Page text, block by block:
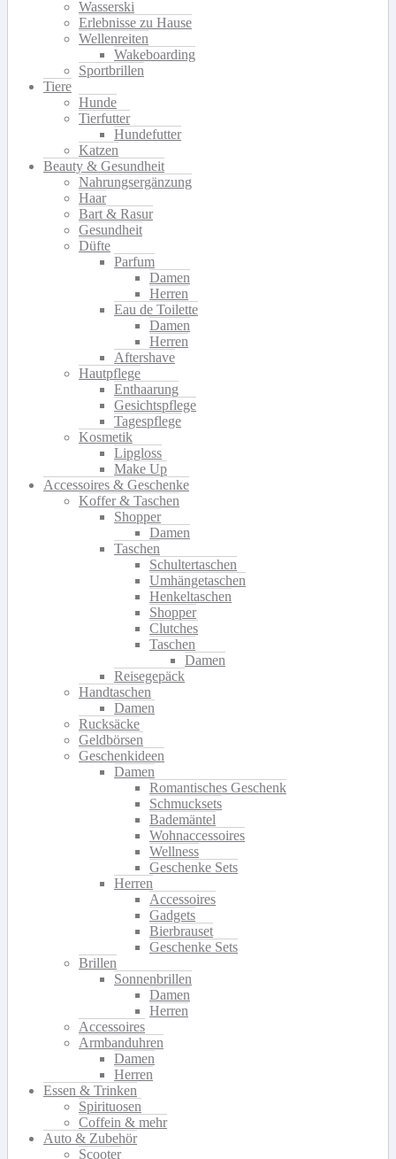
Wasserski
Erlebnisse zu Hause
Wellenreiten
Wakeboarding
Sportbrillen
Tiere
Hunde
Tierfutter
Hundefutter
Katzen
Beauty & Gesundheit
Nahrungsergänzung
Haar
Bart & Rasur
Gesundheit
Düfte
Parfum
Damen
Herren
Eau de Toilette
Damen
Herren
Aftershave
Hautpflege
Enthaarung
Gesichtspflege
Tagespflege
Kosmetik
Lipgloss
Make Up
Accessoires & Geschenke
Koffer & Taschen
Shopper
Damen
Taschen
Schultertaschen
Umhängetaschen
Henkeltaschen
Shopper
Clutches
Taschen
Damen
Reisegepäck
Handtaschen
Damen
Rucksäcke
Geldbörsen
Geschenkideen
Damen
Romantisches Geschenk
Schmucksets
Bademäntel
Wohnaccessoires
Wellness
Geschenke Sets
Herren
Accessoires
Gadgets
Bierbrauset
Geschenke Sets
Brillen
Sonnenbrillen
Damen
Herren
Accessoires
Armbanduhren
Damen
Herren
Essen & Trinken
Spirituosen
Coffein & mehr
Auto & Zubehör
Scooter